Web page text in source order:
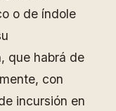
o de índole
que habrá de
con
incursión en